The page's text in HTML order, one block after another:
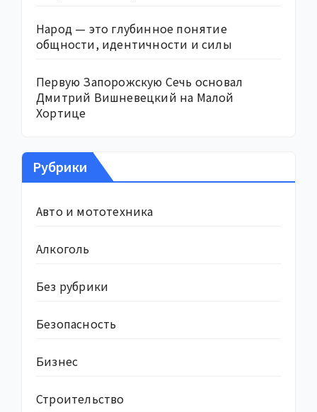
Народ — это глубинное понятие
общности, идентичности и силы
Первую Запорожскую Сечь основал
Дмитрий Вишневецкий на Малой
Хортице
Рубрики
Авто и мототехника
Алкоголь
Без рубрики
Безопасность
Бизнес
Строительство